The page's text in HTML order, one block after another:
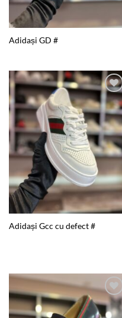
Adidași GD #
Add to
wishlist
Adidași Gcc cu defect #
Add to
wishlist